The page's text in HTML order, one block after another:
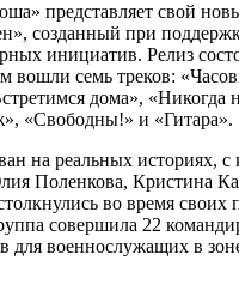
представляет свой
созданный при
инициатив. Релиз
вошли семь треков:
дома», «Никогда
«Свободны!» и «Гитара».
на реальных историях, с
Поленкова, Кристина
во время своих
совершила 22
для военнослужащих в